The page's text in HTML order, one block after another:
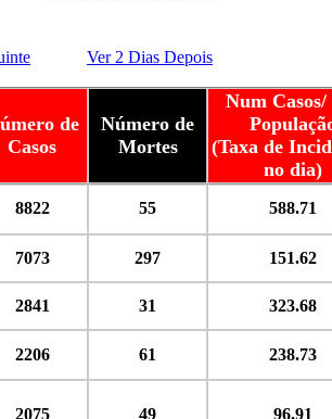
Ver 2 Dias Depois
de
Casos
Número de
Mortes
Num
(Taxa de
no dia)
8822 55 588.71
7073 297 151.62
2841 31 323.68
2206 61 238.73
2075 49 96.91